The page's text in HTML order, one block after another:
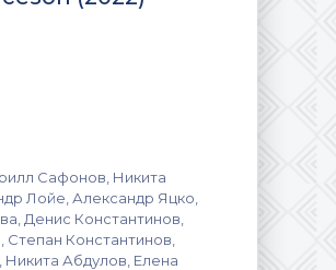
Сафонов, Никита
Лойе, Александр Яцко,
Денис Константинов,
Константинов,
Абдулов, Елена